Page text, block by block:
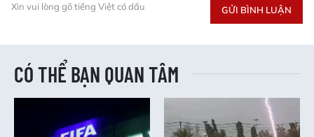
Xin vui lòng gõ tiếng Việt có dấu GỬI BÌNH LUẬN
CÓ THỂ BẠN QUAN TÂM